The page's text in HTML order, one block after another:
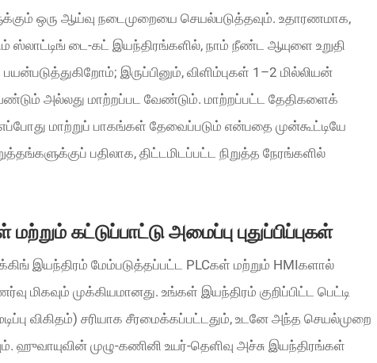
ஒரு ஆய்வு நடைமுறையை செயல்படுத்தவும். உதாரணமாக,
ஸ்லாட்டிங் டை-கட் இயந்திரங்களில், நாம் நீண்ட ஆயுளை உறுதி
இருப்பினும், விளிம்புகள் 1–2 மில்லியன்
வேண்டும் அல்லது மாற்றப்பட வேண்டும். மாற்றப்பட்ட தேதிகளைக்
எப்போது மாற்றுப் பாகங்கள் தேவைப்படும் என்பதை முன்கூட்டியே
பதிலாக, திட்டமிடப்பட்ட நிறுத்த நேரங்களில்
கட்டுப்பாட்டு அமைப்பு புதுப்பிப்புகள்
இயந்திரம் மேம்படுத்தப்பட்ட PLCகள் மற்றும் HMIகளால்
மிகவும் முக்கியமானது. உங்கள் இயந்திரம் குறிப்பிட்ட பெட்டி
விகிதம்) சரியாக சீரமைக்கப்பட்டதும், உடனே அந்த செயல்முறை
ஹுவாயுவின் முழு-கணினி உயர்-தெளிவு அச்சு இயந்திரங்கள்